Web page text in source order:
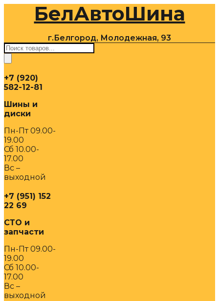
содержимомуБелАвтоШина
г.Белгород, Молодежная, 93
Поиск
товаров
+7 (920)
582-12-81
Шины и
диски
Пн-Пт 09.00-
19.00
Сб 10.00-
17.00
Вс –
выходной
+7 (951) 152
22 69
СТО и
запчасти
Пн-Пт 09.00-
19.00
Сб 10.00-
17.00
Вс –
выходной